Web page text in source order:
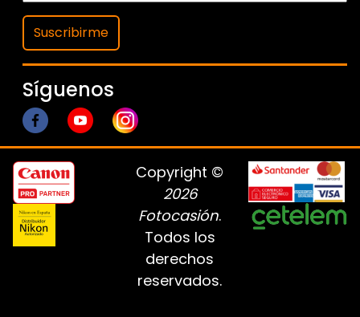
Suscribirme
Síguenos
Copyright ©
2026
Fotocasión.
Todos los
derechos
reservados.